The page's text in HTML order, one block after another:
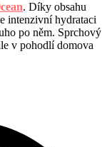
. Díky obsahu
intenzivní hydrataci
po něm. Sprchový
v pohodlí domova